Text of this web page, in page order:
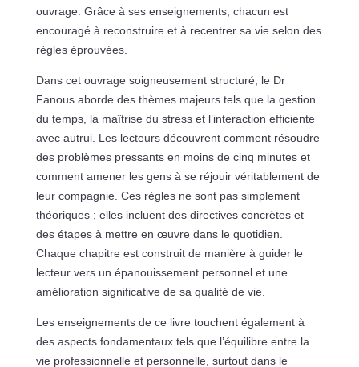
ouvrage. Grâce à ses enseignements, chacun est
encouragé à reconstruire et à recentrer sa vie selon des
règles éprouvées.
Dans cet ouvrage soigneusement structuré, le Dr
Fanous aborde des thèmes majeurs tels que la gestion
du temps, la maîtrise du stress et l’interaction efficiente
avec autrui. Les lecteurs découvrent comment résoudre
des problèmes pressants en moins de cinq minutes et
comment amener les gens à se réjouir véritablement de
leur compagnie. Ces règles ne sont pas simplement
théoriques ; elles incluent des directives concrètes et
des étapes à mettre en œuvre dans le quotidien.
Chaque chapitre est construit de manière à guider le
lecteur vers un épanouissement personnel et une
amélioration significative de sa qualité de vie.
Les enseignements de ce livre touchent également à
des aspects fondamentaux tels que l’équilibre entre la
vie professionnelle et personnelle, surtout dans le